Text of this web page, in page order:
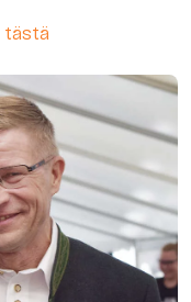
tästä